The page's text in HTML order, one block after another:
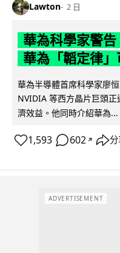
Lawton 2 日
華為科學家警
華為「韜定律
華為半導體首席科學家廖
NVIDIA 等西方晶片巨頭
濟效益。他同時介紹華為...
1,593 602 ↗
ADVERTISEMENT